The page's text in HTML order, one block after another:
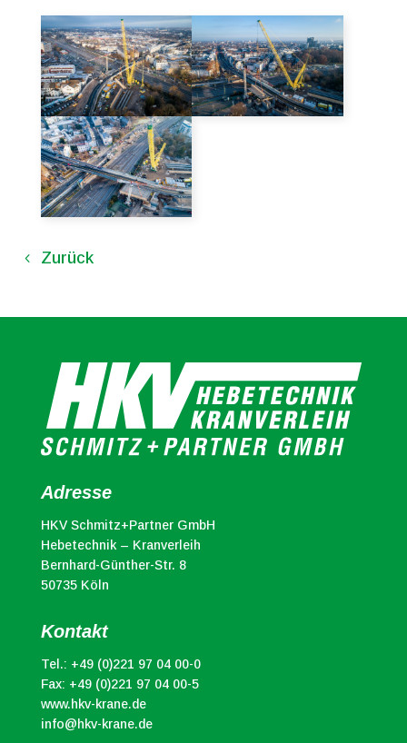
Zurück
Adresse
HKV Schmitz+Partner GmbH
Hebetechnik – Kranverleih
Bernhard-Günther-Str. 8
50735 Köln
Kontakt
Tel.: +49 (0)221 97 04 00-0
Fax: +49 (0)221 97 04 00-5
www.hkv-krane.de
info@hkv-krane.de